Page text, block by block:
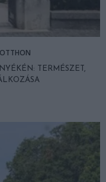
OTTHON
TERMÉSZET,